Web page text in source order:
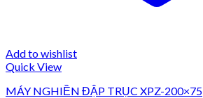
Add to wishlist
Quick View
MÁY NGHIỀN ĐẬP TRỤC XPZ-200×75